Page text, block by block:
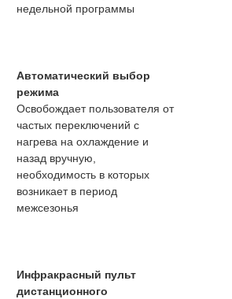
недельной программы
Автоматический выбор
режима
Освобождает пользователя от
частых переключений с
нагрева на охлаждение и
назад вручную,
необходимость в которых
возникает в период
межсезонья
Инфракрасный пульт
дистанционного